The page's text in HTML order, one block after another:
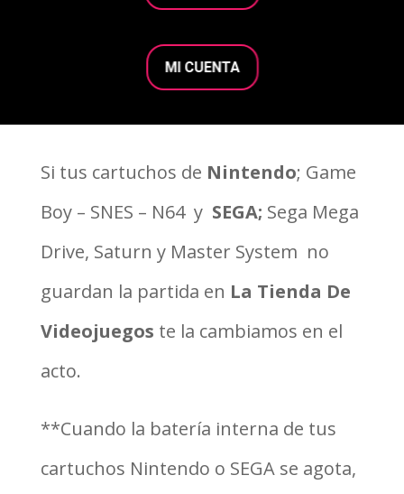
MI CUENTA
Si tus cartuchos de Nintendo; Game
Boy – SNES – N64 y SEGA; Sega Mega
Drive, Saturn y Master System no
guardan la partida en La Tienda De
Videojuegos te la cambiamos en el
acto.
**Cuando la batería interna de tus
cartuchos Nintendo o SEGA se agota,